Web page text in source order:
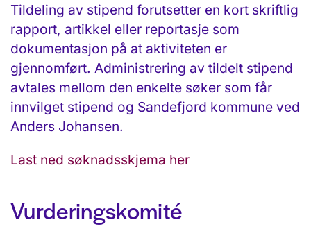
Tildeling av stipend forutsetter en kort skriftlig
rapport, artikkel eller reportasje som
dokumentasjon på at aktiviteten er
gjennomført. Administrering av tildelt stipend
avtales mellom den enkelte søker som får
innvilget stipend og Sandefjord kommune ved
Anders Johansen.
Last ned søknadsskjema her
Vurderingskomité